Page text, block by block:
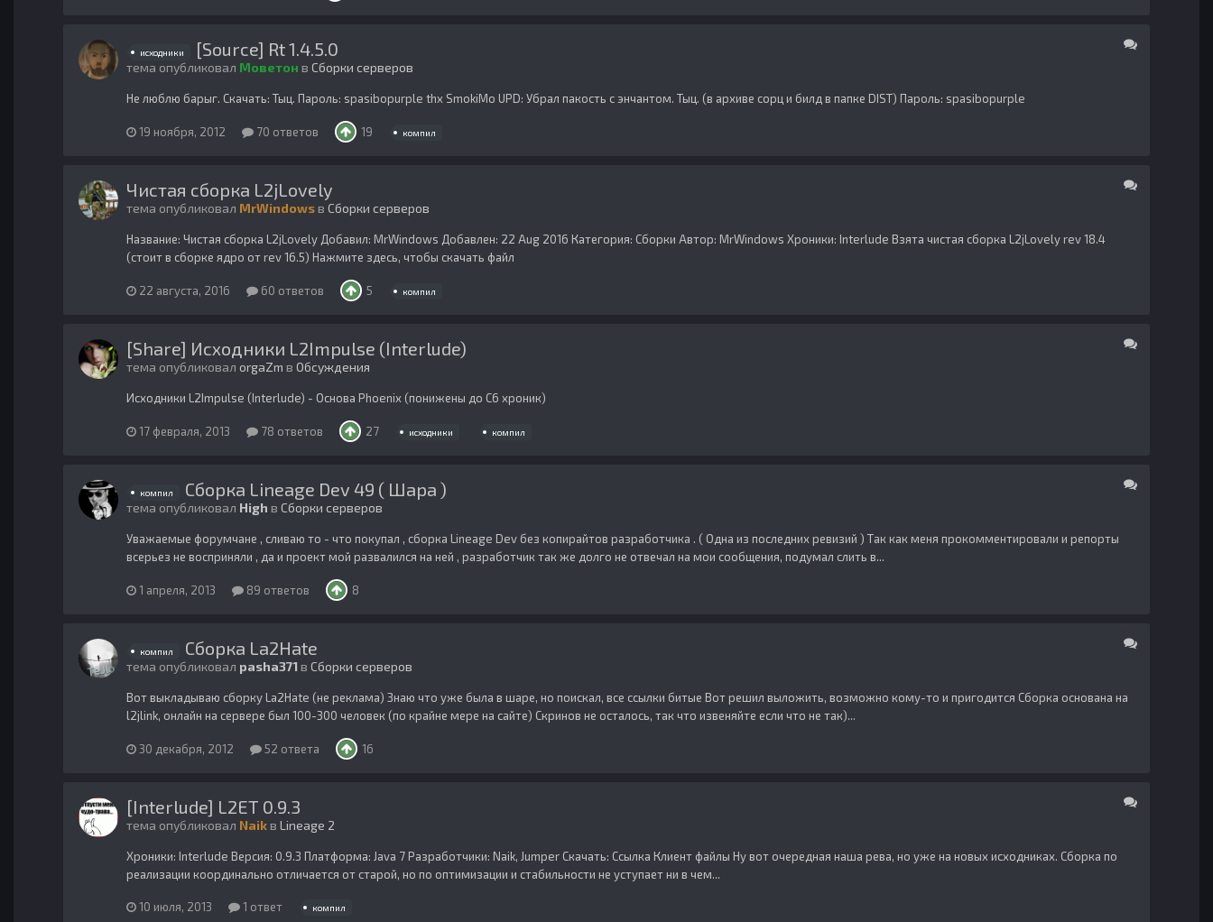
исходники [Source] Rt 1.4.5.0
тема опубликовал Моветон в Сборки серверов
Не люблю барыг. Скачать: Тыц. Пароль: spasibopurple thx SmokiMo UPD: Убрал пакость с энчантом. Тыц. (в архиве сорц и билд в папке DIST) Пароль: spasibopurple
19 ноября, 2012 70 ответов 19 компил
Чистая сборка L2jLovely
тема опубликовал MrWindowsв Сборки серверов
Название: Чистая сборка L2jLovely Добавил: MrWindows Добавлен: 22 Aug 2016 Категория: Сборки Автор: MrWindows Хроники: Interlude Взята чистая сборка L2jLovely rev 18.4
(стоит в сборке ядро от rev 16.5) Нажмите здесь, чтобы скачать файл
22 августа, 2016 60 ответов 5 компил
[Share] Исходники L2Impulse (Interlude)
тема опубликовал orgaZm в Обсуждения
Исходники L2Impulse (Interlude) - Основа Phoenix (понижены до С6 хроник)
17 февраля, 2013 78 ответов 27 исходники компил
компил Сборка Lineage Dev 49 ( Шара )
тема опубликовал High в Сборки серверов
Уважаемые форумчане , сливаю то - что покупал , сборка Lineage Dev без копирайтов разработчика . ( Одна из последних ревизий ) Так как меня прокомментировали и репорты
всерьез не восприняли , да и проект мой развалился на ней , разработчик так же долго не отвечал на мои сообщения, подумал слить в...
1 апреля, 2013 89 ответов 8
компил Сборка La2Hate
тема опубликовал pasha371 в Сборки серверов
Вот выкладываю сборку La2Hate (не реклама) Знаю что уже была в шаре, но поискал, все ссылки битые Вот решил выложить, возможно кому-то и пригодится Сборка основана на
l2jlink, онлайн на сервере был 100-300 человек (по крайне мере на сайте) Cкринов не осталось, так что извеняйте если что не так)...
30 декабря, 2012 52 ответа 16
[Interlude] L2ET 0.9.3
тема опубликовал Naikв Lineage 2
Хроники: Interlude Версия: 0.9.3 Платформа: Java 7 Разработчики: Naik, Jumper Скачать: Ссылка Клиент файлы Ну вот очередная наша рева, но уже на новых исходниках. Сборка по
реализации координально отличается от старой, но по оптимизации и стабильности не уступает ни в чем...
10 июля, 2013 1 ответ компил